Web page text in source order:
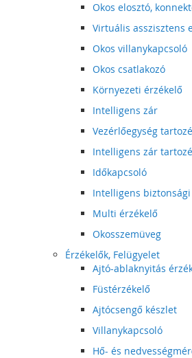
Okos elosztó,
Virtuális asszisztens
Okos villanykapcsoló
Okos csatlakozó
Környezeti érzékelő
Intelligens zár
Vezérlőegység
Intelligens zár
Időkapcsoló
Intelligens
Multi érzékelő
Okosszemüveg
Érzékelők, Felügyelet
Ajtó-ablaknyitás
Füstérzékelő
Ajtócsengő készlet
Villanykapcsoló
Hő- és